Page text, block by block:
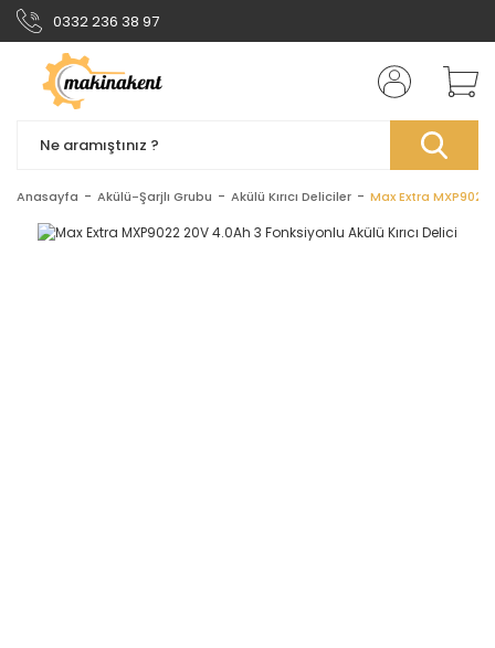
0332 236 38 97
Anasayfa Akülü-Şarjlı Grubu Akülü Kırıcı Deliciler Max Extra